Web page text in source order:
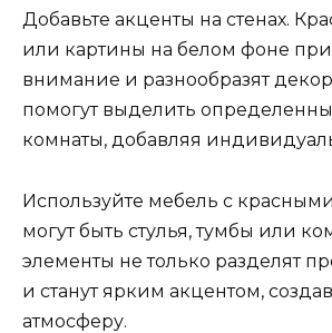
Добавьте акценты на стенах.
или картины на белом фоне
внимание и разнообразят
помогут выделить
комнаты, добавляя
Используйте мебель с
могут быть стулья, тумбы или
элементы не только разделят
и станут ярким акцентом,
атмосферу.